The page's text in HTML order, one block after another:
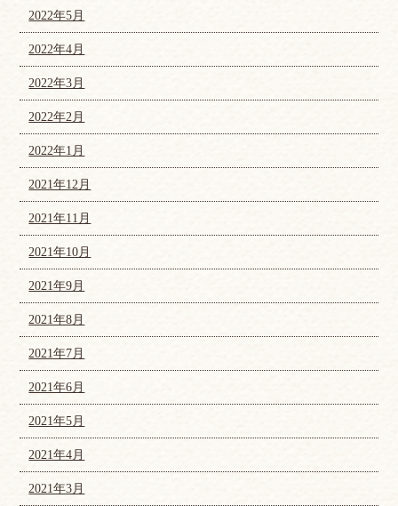
2022年5月
2022年4月
2022年3月
2022年2月
2022年1月
2021年12月
2021年11月
2021年10月
2021年9月
2021年8月
2021年7月
2021年6月
2021年5月
2021年4月
2021年3月